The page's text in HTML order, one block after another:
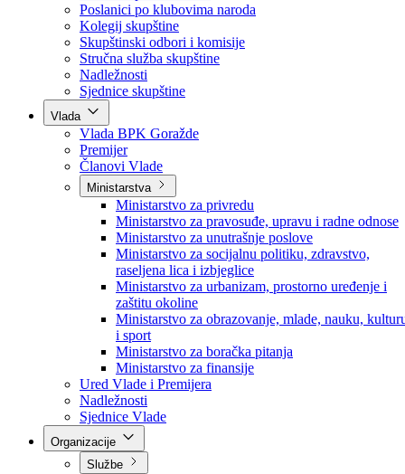
Skupština BPK Goražde
Rukovodstvo
Poslanici po strankama
Poslanici po klubovima naroda
Kolegij skupštine
Skupštinski odbori i komisije
Stručna služba skupštine
Nadležnosti
Sjednice skupštine
Vlada
Vlada BPK Goražde
Premijer
Članovi Vlade
Ministarstva
Ministarstvo za privredu
Ministarstvo za pravosuđe, upravu i radne odnose
Ministarstvo za unutrašnje poslove
Ministarstvo za socijalnu politiku, zdravstvo,
raseljena lica i izbjeglice
Ministarstvo za urbanizam, prostorno uređenje i
zaštitu okoline
Ministarstvo za obrazovanje, mlade, nauku,
i sport
Ministarstvo za boračka pitanja
Ministarstvo za finansije
Ured Vlade i Premijera
Nadležnosti
Sjednice Vlade